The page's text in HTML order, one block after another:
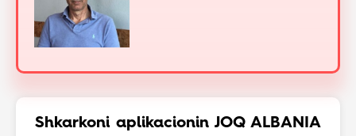
Shkarkoni aplikacionin JOQ ALBANIA